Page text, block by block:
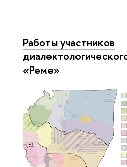
Работы участников
«Реме»